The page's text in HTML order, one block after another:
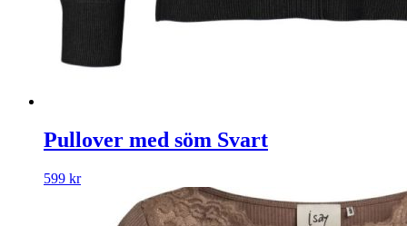
Pullover med söm Svart
599 kr